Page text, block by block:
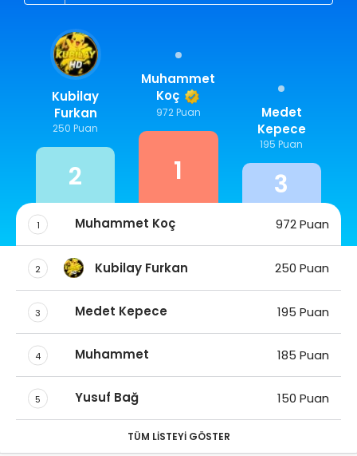
Muhammet
Koç
972 Puan
1
Kubilay
Furkan
250 Puan
2
Medet
Kepece
195 Puan
3
1 Muhammet Koç 972 Puan
2 Kubilay Furkan 250 Puan
3 Medet Kepece 195 Puan
4 Muhammet 185 Puan
5 Yusuf Bağ 150 Puan
TÜM LISTEYI GÖSTER